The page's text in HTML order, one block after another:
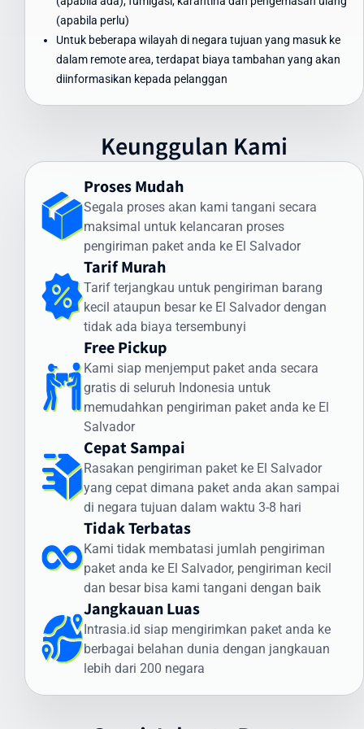
Dapat Diandalkan
Waktu pengiriman paket ke El Salvador menjadi perhatian utama
bagi banyak pengirim. Intrasia.id menawarkan estimasi waktu
pengiriman yang dapat diandalkan:
Pengiriman Ekonomis (laut): 30-45 hari
Faktor yang memengaruhi waktu pengiriman meliputi:
Proses pemeriksaan bea cukai di Indonesia dan El Salvador
Kondisi cuaca dan faktor operasional
Ketersediaan transportasi di negara tujuan
Kejelasan dan kelengkapan alamat penerima
Intrasia.id memiliki sistem pelacakan canggih yang memungkinkan
Anda memantau status pengiriman secara real-time. Dengan
begitu, Anda selalu mendapatkan informasi terkini mengenai posisi
dan status paket Anda selama perjalanan ke El Salvador.
Cara Kirim Dokumen ke El Salvador dengan
Aman
Pengiriman dokumen internasional membutuhkan penanganan
khusus. Intrasia.id menawarkan layanan khusus untuk cara kirim
dokumen ke El Salvador yang aman dan terjamin:
Jenis Dokumen yang Sering Dikirim ke El Salvador:
Dokumen legal dan kontrak bisnis
Sertifikat dan dokumen akademik
Dokumen imigrasi dan visa
Dokumen perbankan dan keuangan
Dokumen teknis dan spesifikasi produk
Keunggulan Layanan Dokumen Intrasia.id:
Pengiriman express prioritas
Kemasan khusus tahan air
(apabila perlu)
Untuk beberapa wilayah di negara tujuan yang masuk ke
dalam remote area, terdapat biaya tambahan yang akan
diinformasikan kepada pelanggan
Keunggulan Kami
Proses Mudah
Segala proses akan kami tangani secara
maksimal untuk kelancaran proses
pengiriman paket anda ke El Salvador
Tarif Murah
Tarif terjangkau untuk pengiriman barang
kecil ataupun besar ke El Salvador dengan
tidak ada biaya tersembunyi
Free Pickup
Kami siap menjemput paket anda secara
gratis di seluruh Indonesia untuk
memudahkan pengiriman paket anda ke El
Salvador
Cepat Sampai
Rasakan pengiriman paket ke El Salvador
yang cepat dimana paket anda akan sampai
di negara tujuan dalam waktu 3-8 hari
Tidak Terbatas
Kami tidak membatasi jumlah pengiriman
paket anda ke El Salvador, pengiriman kecil
dan besar bisa kami tangani dengan baik
Jangkauan Luas
Intrasia.id siap mengirimkan paket anda ke
berbagai belahan dunia dengan jangkauan
lebih dari 200 negara